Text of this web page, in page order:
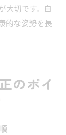
大切です。自
的な姿勢を長
のポイ